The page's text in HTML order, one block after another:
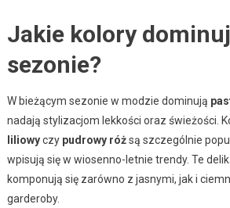
Jakie kolory
sezonie?
W bieżącym sezonie w modzie dominują
nadają stylizacjom lekkości oraz świeżości.
liliowyczy pudrowy różsą szczególnie
wpisują się w wiosenno-letnie trendy. Te
komponują się zarówno z jasnymi, jak i
garderoby.